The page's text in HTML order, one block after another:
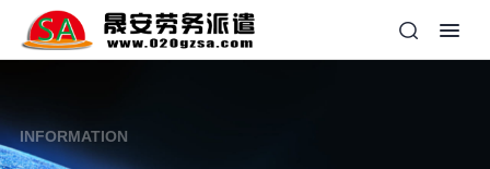
INFORMATION